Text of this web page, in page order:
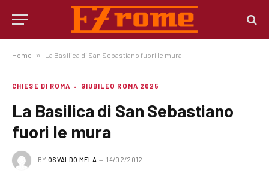
Home » La Basilica di San Sebastiano fuori le mura
CHIESE DI ROMA GIUBILEO ROMA 2025
La Basilica di San Sebastiano
fuori le mura
BY OSVALDO MELA 14/02/2012